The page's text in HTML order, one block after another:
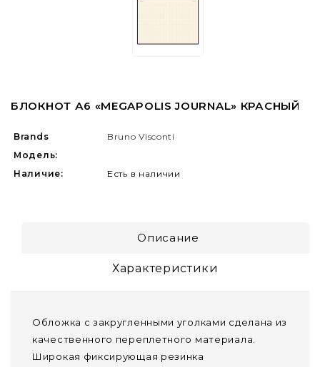
БЛОКНОТ А6 «MEGAPOLIS JOURNAL» КРАСНЫЙ
Brands
Bruno Visconti
Модель:
Наличие:
Есть в наличии
Описание
Характеристики
Обложка с закругленными уголками сделана из
качественного переплетного материала.
Широкая фиксирующая резинка